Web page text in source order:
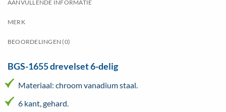
AANVULLENDE INFORMATIE
MERK
BEOORDELINGEN (0)
BGS-1655 drevelset 6-delig
Materiaal: chroom vanadium staal.
6 kant, gehard.